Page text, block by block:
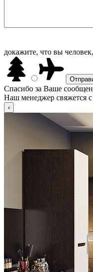
докажите, что вы
Спасибо за Ваше
Наш менеджер свяжется